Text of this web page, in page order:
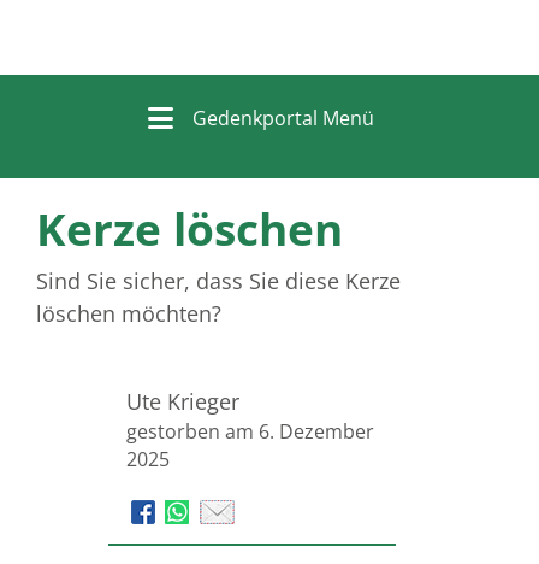
Gedenkportal Menü
Kerze löschen
Sind Sie sicher, dass Sie diese Kerze
löschen möchten?
Ute Krieger
gestorben am 6. Dezember
2025